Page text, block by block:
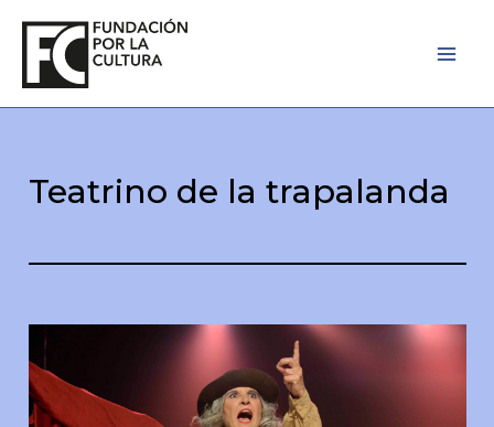
contenido
Teatrino de la trapalanda